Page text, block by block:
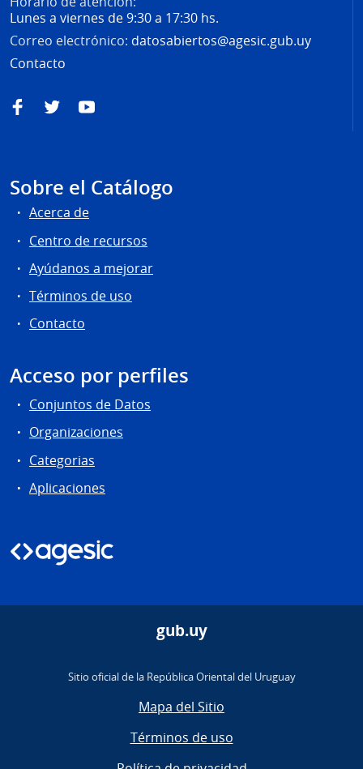
Lunes a viernes de 9:30 a 17:30 hs.
Correo electrónico: datosabiertos@agesic.gub.uy
Contacto
FacebookTwitterYouTube
Sobre el Catálogo
Acerca de
Centro de recursos
Ayúdanos a mejorar
Términos de uso
Contacto
Acceso por perfiles
Conjuntos de Datos
Organizaciones
Categorias
Aplicaciones
gub.uy
Sitio oficial de la República Oriental del Uruguay
Mapa del Sitio
Términos de uso